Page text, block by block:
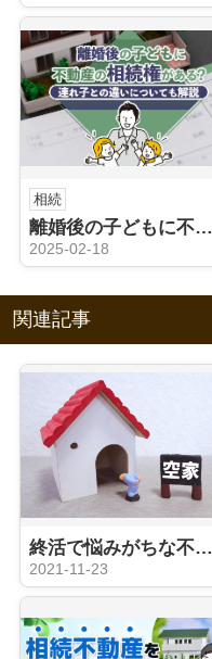
相続
離婚後の子どもに不動産の相続権がある？連れ子との違いについても解説
2025-02-18
関連記事
終活で悩みがちな不動産相続！空き家の上手な管理方法や放置のリスクとは？
2021-11-23